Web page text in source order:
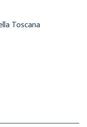
Toscana